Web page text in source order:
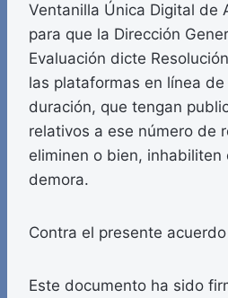
Ventanilla Única Digital de
para que la Dirección
Evaluación dicte
las plataformas en línea
duración, que tengan
relativos a ese número de
eliminen o bien, inhabiliten
demora.
Contra el presente
Este documento ha sido